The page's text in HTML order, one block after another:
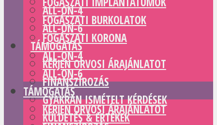
ALL-ON-4
ALL-ON-6
TÁMOGATÁS
KÉRJEN ORVOSI ÁRAJÁNLATOT
FINANSZÍROZÁS
GYAKRAN ISMÉTELT KÉRDÉSEK
KÜLDETÉS & ERTÉKEK
FOGÁSZATI BURKOLATOK
FOGÁSZATI KORONA
ALL-ON-4
ALL-ON-6
TÁMOGATÁS
KÉRJEN ORVOSI ÁRAJÁNLATOT